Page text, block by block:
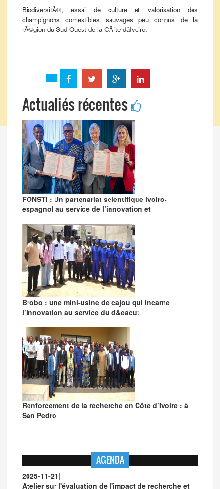
BiodiversitÃ©, essai de culture et valorisation des
champignons comestibles sauvages peu connus de la
rÃ©gion du Sud-Ouest de la CÃ´te dâIvoire.
Actualiés récentes
FONSTI : Un partenariat scientifique ivoiro-
espagnol au service de l’innovation et
Brobo : une mini-usine de cajou qui incarne
l’innovation au service du d&eacut
Renforcement de la recherche en Côte d’Ivoire : à
San Pedro
AGENDA
2025-11-21|
Atelier sur l'évaluation de l'impact de recherche et